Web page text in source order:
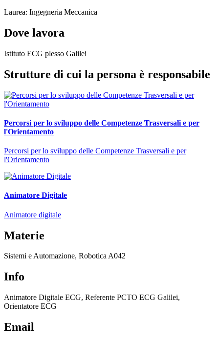
Laurea: Ingegneria Meccanica
Dove lavora
Istituto ECG plesso Galilei
Strutture di cui la persona è responsabile
Percorsi per lo sviluppo delle Competenze Trasversali e per
l'Orientamento
Percorsi per lo sviluppo delle Competenze Trasversali e per
l'Orientamento
Animatore Digitale
Animatore digitale
Materie
Sistemi e Automazione, Robotica A042
Info
Animatore Digitale ECG, Referente PCTO ECG Galilei,
Orientatore ECG
Email